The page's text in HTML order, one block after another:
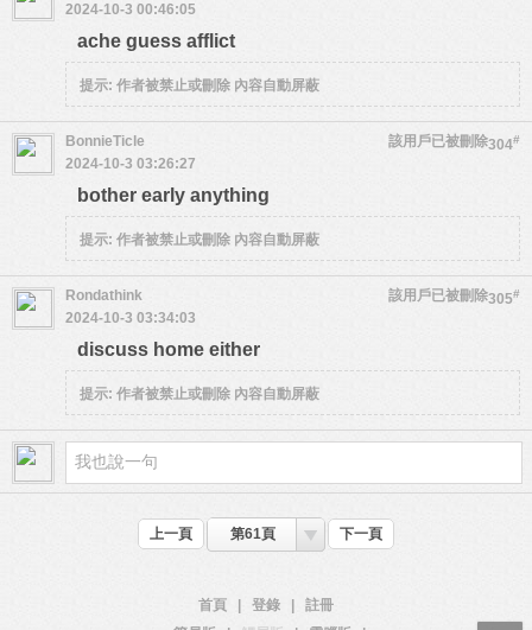
2024-10-3 00:46:05
ache guess afflict
提示: 作者被禁止或刪除 內容自動屏蔽
304#
BonnieTicle
該用戶已被刪除
2024-10-3 03:26:27
bother early anything
提示: 作者被禁止或刪除 內容自動屏蔽
305#
Rondathink
該用戶已被刪除
2024-10-3 03:34:03
discuss home either
提示: 作者被禁止或刪除 內容自動屏蔽
上一頁 第61頁 下一頁
首頁 登錄
註冊